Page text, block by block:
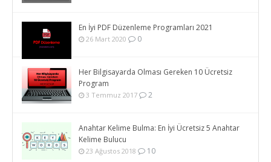
En İyi PDF Düzenleme Programları 2021
26 Mart 2020 0
Her Bilgisayarda Olması Gereken 10 Ücretsiz
Program
3 Temmuz 2017 2
Anahtar Kelime Bulma: En İyi Ücretsiz 5 Anahtar
Kelime Bulucu
23 Ağustos 2018 10